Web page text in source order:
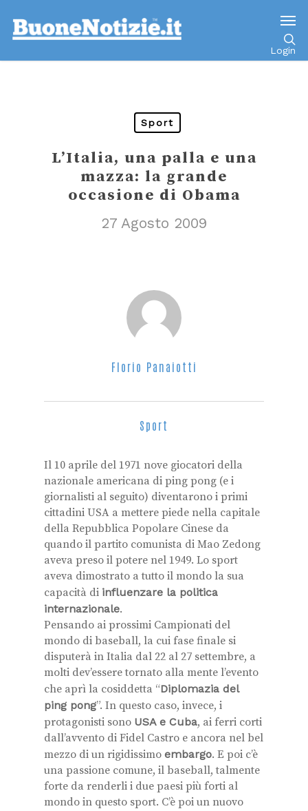
Login
Sport
L’Italia, una palla e una
mazza: la grande
occasione di Obama
27 Agosto 2009
Florio Panaiotti
Sport
Il 10 aprile del 1971 nove giocatori della
nazionale americana di ping pong (e i
giornalisti al seguito) diventarono i primi
cittadini USA a mettere piede nella capitale
della Repubblica Popolare Cinese da
quando il partito comunista di Mao Zedong
aveva preso il potere nel 1949. Lo sport
aveva dimostrato a tutto il mondo la sua
capacità di influenzare la politica
internazionale.
Pensando ai prossimi Campionati del
mondo di baseball, la cui fase finale si
disputerà in Italia dal 22 al 27 settembre, a
molti dev’essere tornato alla mente l’evento
che aprì la cosiddetta “Diplomazia del
ping pong”. In questo caso, invece, i
protagonisti sono USA e Cuba, ai ferri corti
dall’avvento di Fidel Castro e ancora nel bel
mezzo di un rigidissimo embargo. E poi c’è
una passione comune, il baseball, talmente
forte da renderli i due paesi più forti al
mondo in questo sport. C’è poi un nuovo
Go to mobile version